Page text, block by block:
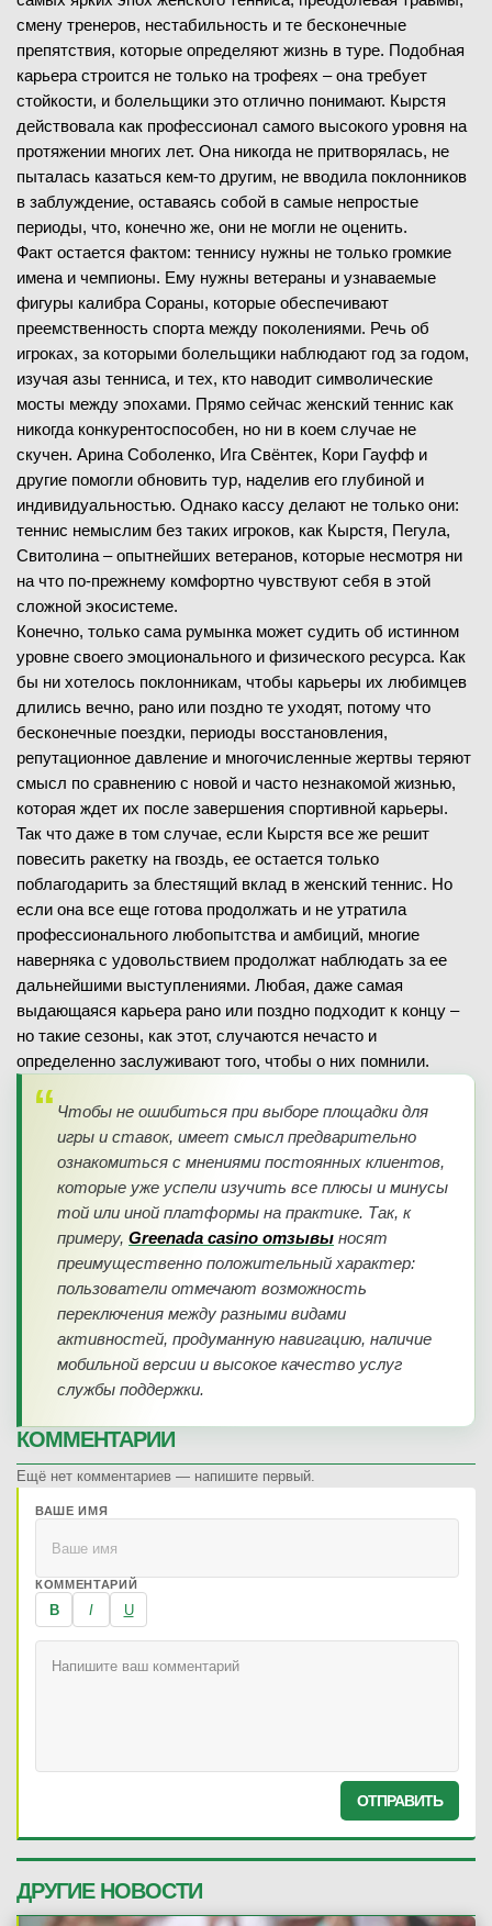
смену тренеров, нестабильность и те бесконечные
препятствия, которые определяют жизнь в туре. Подобная
карьера строится не только на трофеях – она требует
стойкости, и болельщики это отлично понимают. Кырстя
действовала как профессионал самого высокого уровня на
протяжении многих лет. Она никогда не притворялась, не
пыталась казаться кем-то другим, не вводила поклонников
в заблуждение, оставаясь собой в самые непростые
периоды, что, конечно же, они не могли не оценить.
Факт остается фактом: теннису нужны не только громкие
имена и чемпионы. Ему нужны ветераны и узнаваемые
фигуры калибра Сораны, которые обеспечивают
преемственность спорта между поколениями. Речь об
игроках, за которыми болельщики наблюдают год за годом,
изучая азы тенниса, и тех, кто наводит символические
мосты между эпохами. Прямо сейчас женский теннис как
никогда конкурентоспособен, но ни в коем случае не
скучен. Арина Соболенко, Ига Свёнтек, Кори Гауфф и
другие помогли обновить тур, наделив его глубиной и
индивидуальностью. Однако кассу делают не только они:
теннис немыслим без таких игроков, как Кырстя, Пегула,
Свитолина – опытнейших ветеранов, которые несмотря ни
на что по-прежнему комфортно чувствуют себя в этой
сложной экосистеме.
Конечно, только сама румынка может судить об истинном
уровне своего эмоционального и физического ресурса. Как
бы ни хотелось поклонникам, чтобы карьеры их любимцев
длились вечно, рано или поздно те уходят, потому что
бесконечные поездки, периоды восстановления,
репутационное давление и многочисленные жертвы теряют
смысл по сравнению с новой и часто незнакомой жизнью,
которая ждет их после завершения спортивной карьеры.
Так что даже в том случае, если Кырстя все же решит
повесить ракетку на гвоздь, ее остается только
поблагодарить за блестящий вклад в женский теннис. Но
если она все еще готова продолжать и не утратила
профессионального любопытства и амбиций, многие
наверняка с удовольствием продолжат наблюдать за ее
дальнейшими выступлениями. Любая, даже самая
выдающаяся карьера рано или поздно подходит к концу –
но такие сезоны, как этот, случаются нечасто и
определенно заслуживают того, чтобы о них помнили.
Чтобы не ошибиться при выборе площадки для
игры и ставок, имеет смысл предварительно
ознакомиться с мнениями постоянных клиентов,
которые уже успели изучить все плюсы и минусы
той или иной платформы на практике. Так, к
примеру, Greenada casino отзывы носят
преимущественно положительный характер:
пользователи отмечают возможность
переключения между разными видами
активностей, продуманную навигацию, наличие
мобильной версии и высокое качество услуг
службы поддержки.
КОММЕНТАРИИ
Ещё нет комментариев — напишите первый.
ВАШЕ ИМЯ
КОММЕНТАРИЙ
B I U
ОТПРАВИТЬ
ДРУГИЕ НОВОСТИ